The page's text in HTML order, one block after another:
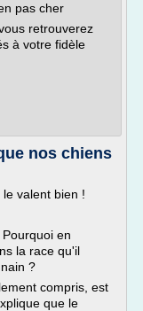
pas cher
retrouverez
à votre fidèle
nos chiens
valent bien !
en
la race qu'il
?
compris, est
que le